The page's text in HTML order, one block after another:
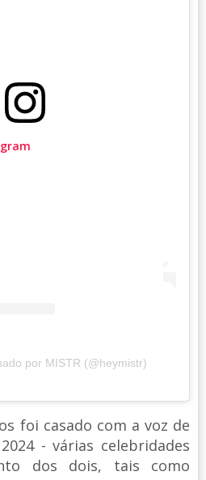
por MISTR (@heymistr)
foi casado com a voz de
- várias celebridades
dos dois, tais como